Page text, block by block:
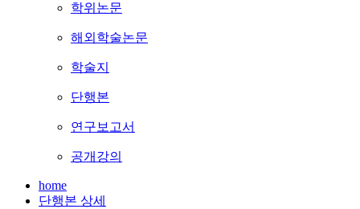
학위논문
해외학술논문
학술지
단행본
연구보고서
공개강의
home
단행본 상세